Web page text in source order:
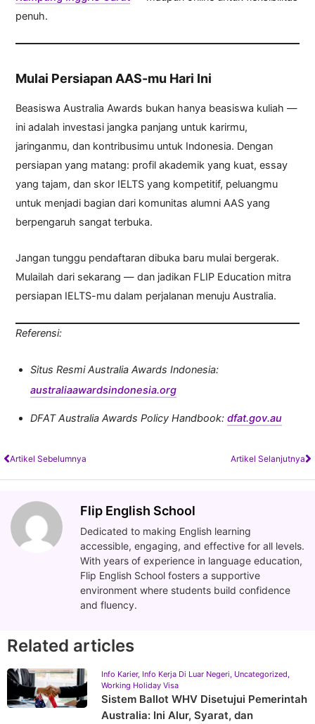
penuh.
Mulai Persiapan AAS-mu Hari Ini
Beasiswa Australia Awards bukan hanya beasiswa kuliah —
ini adalah investasi jangka panjang untuk karirmu,
jaringanmu, dan kontribusimu untuk Indonesia. Dengan
persiapan yang matang: profil akademik yang kuat, essay
yang tajam, dan skor IELTS yang kompetitif, peluangmu
untuk menjadi bagian dari komunitas alumni AAS yang
berpengaruh sangat terbuka.
Jangan tunggu pendaftaran dibuka baru mulai bergerak.
Mulailah dari sekarang — dan jadikan FLIP Education mitra
persiapan IELTS-mu dalam perjalanan menuju Australia.
Referensi:
Situs Resmi Australia Awards Indonesia:
australiaawardsindonesia.org
DFAT Australia Awards Policy Handbook:dfat.gov.au
Artikel Sebelumnya Artikel Selanjutnya
Flip English School
Dedicated to making English learning
accessible, engaging, and effective for all levels.
With years of experience in language education,
Flip English School fosters a supportive
environment where students build confidence
and fluency.
Related articles
Info Karier, Info Kerja Di Luar Negeri, Uncategorized,
Working Holiday Visa
Sistem Ballot WHV Disetujui Pemerintah
Australia: Ini Alur, Syarat, dan